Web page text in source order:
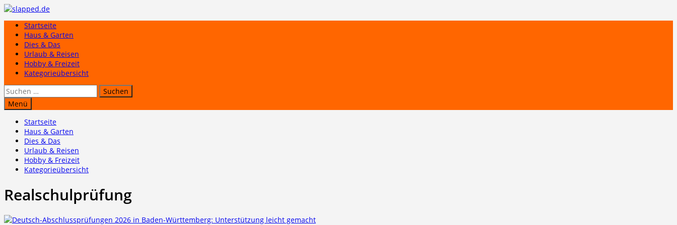
Zum
springenStartseite
Haus & Garten
Dies & Das
Urlaub & Reisen
Hobby & Freizeit
Kategorieübersicht
Suchen
nach:
Menü
Startseite
Haus & Garten
Dies & Das
Urlaub & Reisen
Hobby & Freizeit
Kategorieübersicht
Realschulprüfung